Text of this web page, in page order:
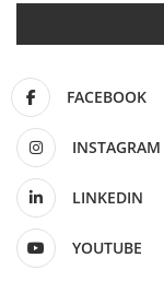
FACEBOOK
INSTAGRAM
LINKEDIN
YOUTUBE